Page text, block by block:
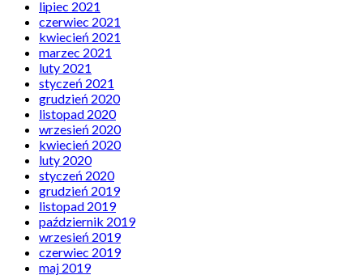
lipiec 2021
czerwiec 2021
kwiecień 2021
marzec 2021
luty 2021
styczeń 2021
grudzień 2020
listopad 2020
wrzesień 2020
kwiecień 2020
luty 2020
styczeń 2020
grudzień 2019
listopad 2019
październik 2019
wrzesień 2019
czerwiec 2019
maj 2019